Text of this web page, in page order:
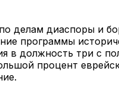
делам диаспоры и
программы
в должность три с
процент